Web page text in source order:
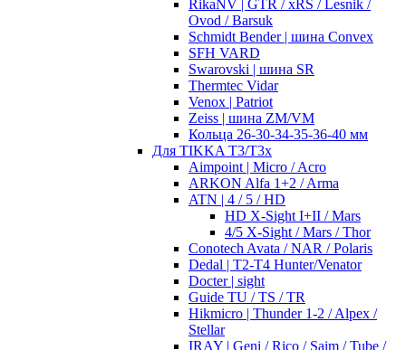
RikaNV | GTR / xRS / Lesnik /
Ovod / Barsuk
Schmidt Bender | шина Convex
SFH VARD
Swarovski | шина SR
Thermtec Vidar
Venox | Patriot
Zeiss | шина ZM/VM
Кольца 26-30-34-35-36-40 мм
Для TIKKA T3/T3x
Aimpoint | Micro / Acro
ARKON Alfa 1+2 / Arma
ATN | 4 / 5 / HD
HD X-Sight I+II / Mars
4/5 X-Sight / Mars / Thor
Conotech Avata / NAR / Polaris
Dedal | T2-T4 Hunter/Venator
Docter | sight
Guide TU / TS / TR
Hikmicro | Thunder 1-2 / Alpex /
Stellar
IRAY | Geni / Rico / Saim / Tube /